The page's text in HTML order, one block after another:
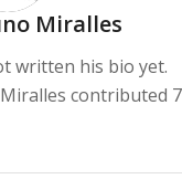
Miralles
written his bio yet.
contributed